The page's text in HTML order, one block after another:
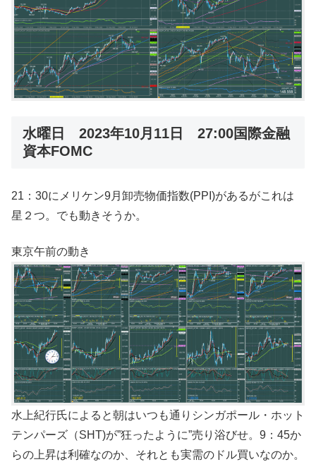
水曜日 2023年10月11日 27:00国際金融
資本FOMC
21：30にメリケン9月卸売物価指数(PPI)があるがこれは
星２つ。でも動きそうか。
東京午前の動き
水上紀行氏によると朝はいつも通りシンガポール・ホット
テンパーズ（SHT)が”狂ったように”売り浴びせ。9：45か
らの上昇は利確なのか、それとも実需のドル買いなのか。